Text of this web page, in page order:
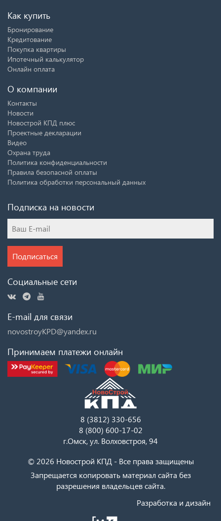
Как купить
Бронирование
Кредитование
Покупка квартиры
Ипотечный калькулятор
Онлайн оплата
О компании
Контакты
Новости
Новострой КПД плюс
Проектные декларации
Видео
Охрана труда
Политика конфиденциальности
Правила безопасной оплаты
Политика обработки персональный данных
Подписка на новости
Подписаться
Социальные сети
E-mail для связи
novostroyKPD@yandex.ru
Принимаем платежи онлайн
8 (3812) 330-656
8 (800) 600-17-02
г.Омск, ул. Волховстроя, 94
© 2026 Новострой КПД - Все права защищены
Запрещается копировать материал сайта без
разрешения владельцев сайта.
Разработка и дизайн